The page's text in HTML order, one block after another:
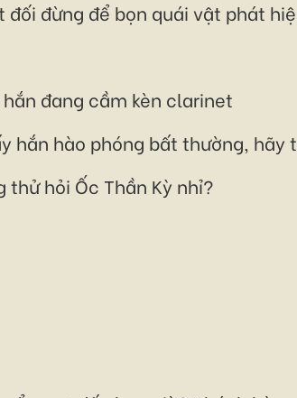
đối đừng để bọn quái vật phát
đang cầm kèn clarinet
hắn hào phóng bất thường, hãy
thử hỏi Ốc Thần Kỳ nhỉ?